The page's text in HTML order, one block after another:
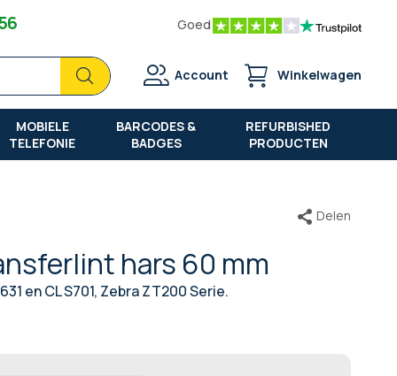
Goed
Zoek
Zoek
Account Winkelwagen
MOBIELE
TELEFONIE
BARCODES &
BADGES
REFURBISHED
PRODUCTEN
hars 60 mm
en CL S701, Zebra ZT200 Serie.
Delen